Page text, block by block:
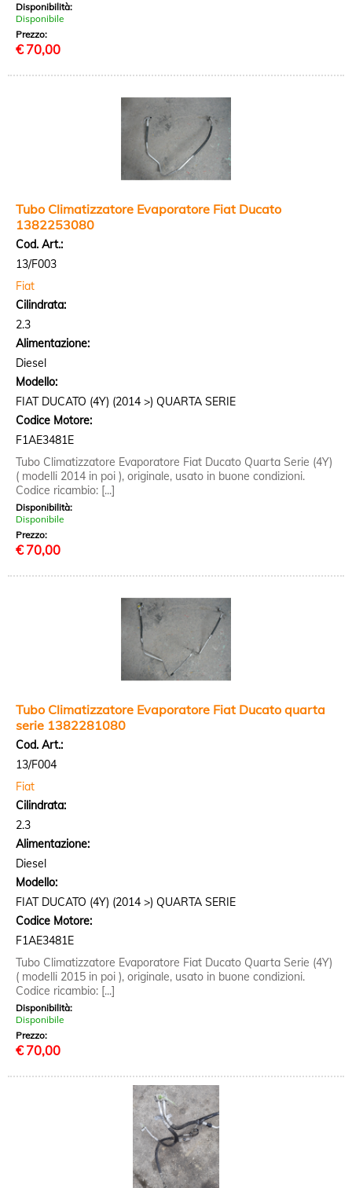
Disponibilità:
Disponibile
Prezzo:
€ 70,00
Tubo Climatizzatore Evaporatore Fiat Ducato
1382253080
Cod. Art.:
13/F003
Fiat
Cilindrata:
2.3
Alimentazione:
Diesel
Modello:
FIAT DUCATO (4Y) (2014 >) QUARTA SERIE
Codice Motore:
F1AE3481E
Tubo Climatizzatore Evaporatore Fiat Ducato Quarta Serie (4Y)
( modelli 2014 in poi ), originale, usato in buone condizioni.
Codice ricambio: [...]
Disponibilità:
Disponibile
Prezzo:
€ 70,00
Tubo Climatizzatore Evaporatore Fiat Ducato quarta
serie 1382281080
Cod. Art.:
13/F004
Fiat
Cilindrata:
2.3
Alimentazione:
Diesel
Modello:
FIAT DUCATO (4Y) (2014 >) QUARTA SERIE
Codice Motore:
F1AE3481E
Tubo Climatizzatore Evaporatore Fiat Ducato Quarta Serie (4Y)
( modelli 2015 in poi ), originale, usato in buone condizioni.
Codice ricambio: [...]
Disponibilità:
Disponibile
Prezzo:
€ 70,00